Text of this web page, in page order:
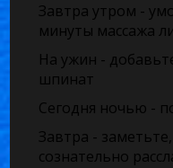
Завтра утром -
минуты массажа
На ужин -
шпинат
Сегодня ночью -
Завтра -
сознательно